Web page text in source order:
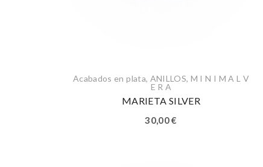
Acabados en plata, ANILLOS, M I N I M A L V
E R A
MARIETA SILVER
30,00€